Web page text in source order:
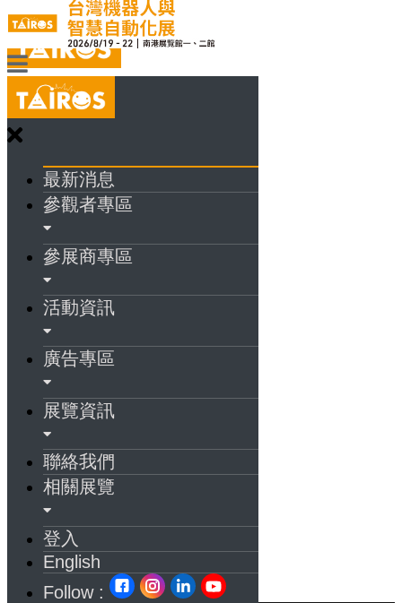
最新消息
參觀者專區
參展商專區
活動資訊
廣告專區
展覽資訊
聯絡我們
相關展覽
登入
English
Follow :